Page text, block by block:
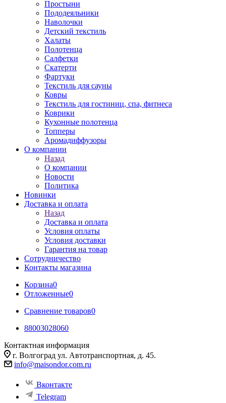
Простыни
Пододеяльники
Наволочки
Детский текстиль
Халаты
Полотенца
Салфетки
Скатерти
Фартуки
Текстиль для сауны
Ковры
Текстиль для гостиниц, спа, фитнеса
Коврики
Кухонные полотенца
Топперы
Аромадиффузоры
О компании
Назад
О компании
Новости
Политика
Новинки
Доставка и оплата
Назад
Доставка и оплата
Условия оплаты
Условия доставки
Гарантия на товар
Сотрудничество
Контакты магазина
Корзина0
Отложенные0
Сравнение товаров0
88003028060
Контактная информация
г. Волгоград ул. Автотранспортная, д. 45.
info@maisondor.com.ru
Вконтакте
Telegram